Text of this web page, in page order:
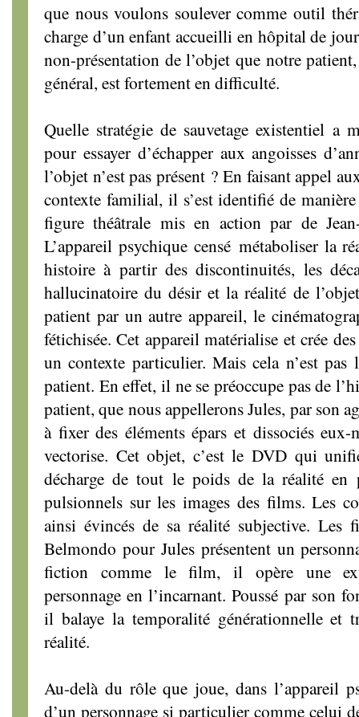
que nous voulons soulever comme outil
charge d’un enfant accueilli en hôpital de
non-présentation de l’objet que notre
général, est fortement en difficulté.
Quelle stratégie de sauvetage existentiel a
pour essayer d’échapper aux angoisses
l’objet n’est pas présent ? En faisant appel
contexte familial, il s’est identifié de
figure théâtrale mis en action par de
L’appareil psychique censé métaboliser la
histoire à partir des discontinuités, les
hallucinatoire du désir et la réalité de
patient par un autre appareil, le
fétichisée. Cet appareil matérialise et crée
un contexte particulier. Mais cela n’est pas
patient. En effet, il ne se préoccupe pas de
patient, que nous appellerons Jules, par son
à fixer des éléments épars et dissociés
vectorise. Cet objet, c’est le DVD qui
décharge de tout le poids de la réalité en
pulsionnels sur les images des films. Les
ainsi évincés de sa réalité subjective.
Belmondo pour Jules présentent un
fiction comme le film, il opère une
personnage en l’incarnant. Poussé par son
il balaye la temporalité générationnelle et
réalité.
Au-delà du rôle que joue, dans l’appareil
d’un personnage si particulier comme celui